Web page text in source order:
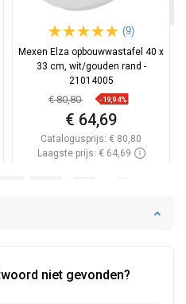
niet gevonden?
(9)
Mexen Elza opbouwwastafel 40 x
33 cm, wit/gouden rand -
21014005
€ 80,80 -19,94%
€ 64,69
Catalogusprijs: € 80,80
Laagste prijs: € 64,69